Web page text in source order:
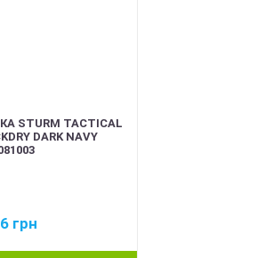
STURM TACTICAL
DARK NAVY
грн